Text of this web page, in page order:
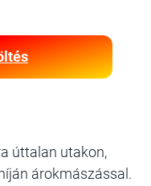
úttalan utakon,
árokmászással.